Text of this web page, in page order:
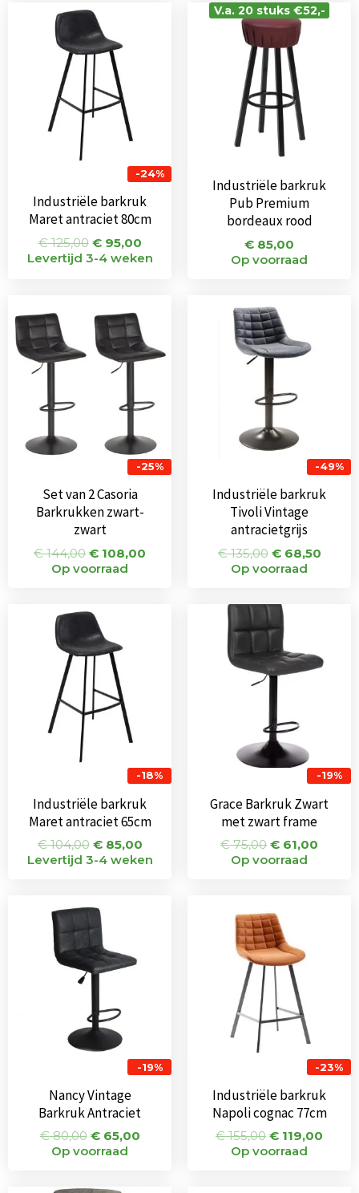
-24%
Industriële barkruk
Maret antraciet 80cm
€125,00
Oorspronkelijke
prijs
was:
€ 125,00.
€95,00
Levertijd 3-4 weken
V.a. 20 stuks €52,-
Industriële barkruk
Pub Premium
bordeaux rood
€ 85,00
Op voorraad
-25%
Set van 2 Casoria
Barkrukken zwart-
zwart
€144,00
prijs
was:
€ 144,00.
€ 108,00
€ 108,00.
Op voorraad
-49%
Industriële barkruk
Tivoli Vintage
antracietgrijs
€135,00
prijs
was:
€ 135,00.
€68,50
Op voorraad
-18%
Industriële barkruk
Maret antraciet 65cm
€104,00
Oorspronkelijke
prijs
was:
€ 104,00.
€85,00
Levertijd 3-4 weken
-19%
Grace Barkruk Zwart
met zwart frame
€75,00
prijs
was:
€ 75,00.
€ 61,00
€
Op voorraad
-19%
Nancy Vintage
Barkruk Antraciet
€80,00
prijs
was:
€ 80,00.
€65,00
Op voorraad
-23%
Industriële barkruk
Napoli cognac 77cm
€155,00
prijs
was:
€ 155,00.
€ 119,00
Op voorraad